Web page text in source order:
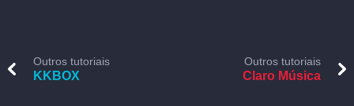
Outros tutoriais
KKBOX
Outros tutoriais
Claro Música